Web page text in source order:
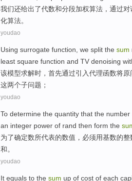
我们还给出了代数和分段加权算法 ， 通过对
化算法。
youdao
Using surrogate function , we split the sum
least square function and TV denoising
该模型求解时，首先通过引入代理函数将原
这两个子问题；
youdao
To determine the quantity that the number
an integer power of rand then form the
为了确定数所代表的数值， 必须用基数的整
和。
youdao
It equals to the sum up of cost of each